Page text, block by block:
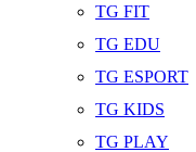
TG FIT
TG EDU
TG ESPORT
TG KIDS
TG PLAY